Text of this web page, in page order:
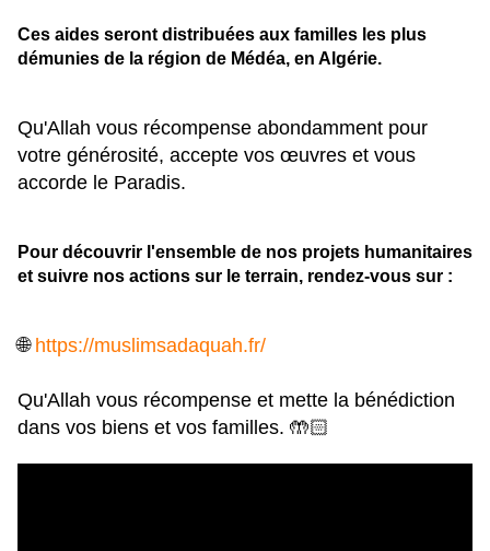
Ces aides seront distribuées aux familles les plus
démunies de la région de Médéa, en Algérie.
Qu'Allah vous récompense abondamment pour
votre générosité, accepte vos œuvres et vous
accorde le Paradis.
Pour découvrir l'ensemble de nos projets humanitaires
et suivre nos actions sur le terrain, rendez-vous sur :
🌐 https://muslimsadaquah.fr/
Qu'Allah vous récompense et mette la bénédiction
dans vos biens et vos familles. 🤲🏻